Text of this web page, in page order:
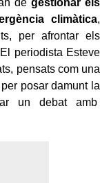
degestionar els
climàtica,
per afrontar els
periodista Esteve
pensats com una
posar damunt la
un debat amb